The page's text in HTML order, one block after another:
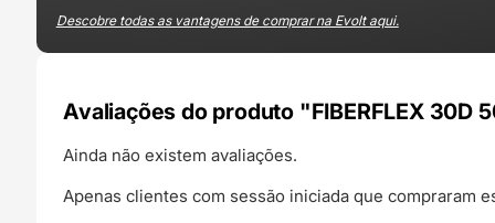
Descobre todas as vantagens de comprar na Evolt aqui.
Avaliações do produto "FIBERFLEX 30D
Ainda não existem avaliações.
Apenas clientes com sessão iniciada que compraram